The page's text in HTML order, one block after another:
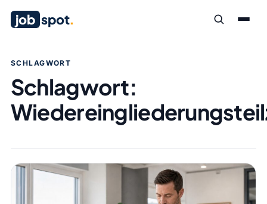
job spot.
SCHLAGWORT
Schlagwort: